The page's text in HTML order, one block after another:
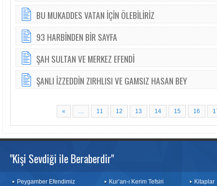
BU MUKADDES VATAN İÇİN ÖLEBİLİRİZ
93 HARBİNDEN BİR SAYFA
ŞAH SULTAN VE MERKEZ EFENDİ
ŞANLI İZZEDDİN ZIRHLISI VE GAMSIZ HASAN BEY
« … 11 12 13 14 15 16
"Kişi Sevdiği ile Beraberdir"
Peygamber Efendimiz
Kur’an-ı Kerim Tefsiri
Kitaplar